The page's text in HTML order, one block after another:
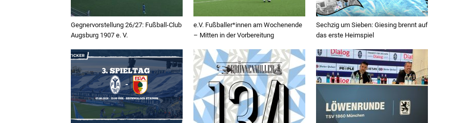
Gegnervorstellung 26/27: Fußball-Club
Augsburg 1907 e. V.
e.V. Fußballer*innen am Wochenende
– Mitten in der Vorbereitung
Sechzig um Sieben: Giesing brennt auf
das erste Heimspiel